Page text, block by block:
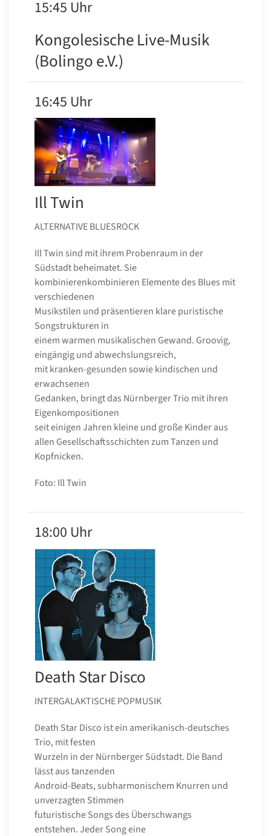
15:45 Uhr
Kongolesische Live-Musik
(Bolingo e.V.)
16:45 Uhr
Ill Twin
ALTERNATIVE BLUESROCK
Ill Twin sind mit ihrem Probenraum in der
Südstadt beheimatet. Sie
kombinierenkombinieren Elemente des Blues mit
verschiedenen
Musikstilen und präsentieren klare puristische
Songstrukturen in
einem warmen musikalischen Gewand. Groovig,
eingängig und abwechslungsreich,
mit kranken-gesunden sowie kindischen und
erwachsenen
Gedanken, bringt das Nürnberger Trio mit ihren
Eigenkompositionen
seit einigen Jahren kleine und große Kinder aus
allen Gesellschaftsschichten zum Tanzen und
Kopfnicken.
Foto: Ill Twin
18:00 Uhr
Death Star Disco
INTERGALAKTISCHE POPMUSIK
Death Star Disco ist ein amerikanisch-deutsches
Trio, mit festen
Wurzeln in der Nürnberger Südstadt. Die Band
lässt aus tanzenden
Android-Beats, subharmonischem Knurren und
unverzagten Stimmen
futuristische Songs des Überschwangs
entstehen. Jeder Song eine